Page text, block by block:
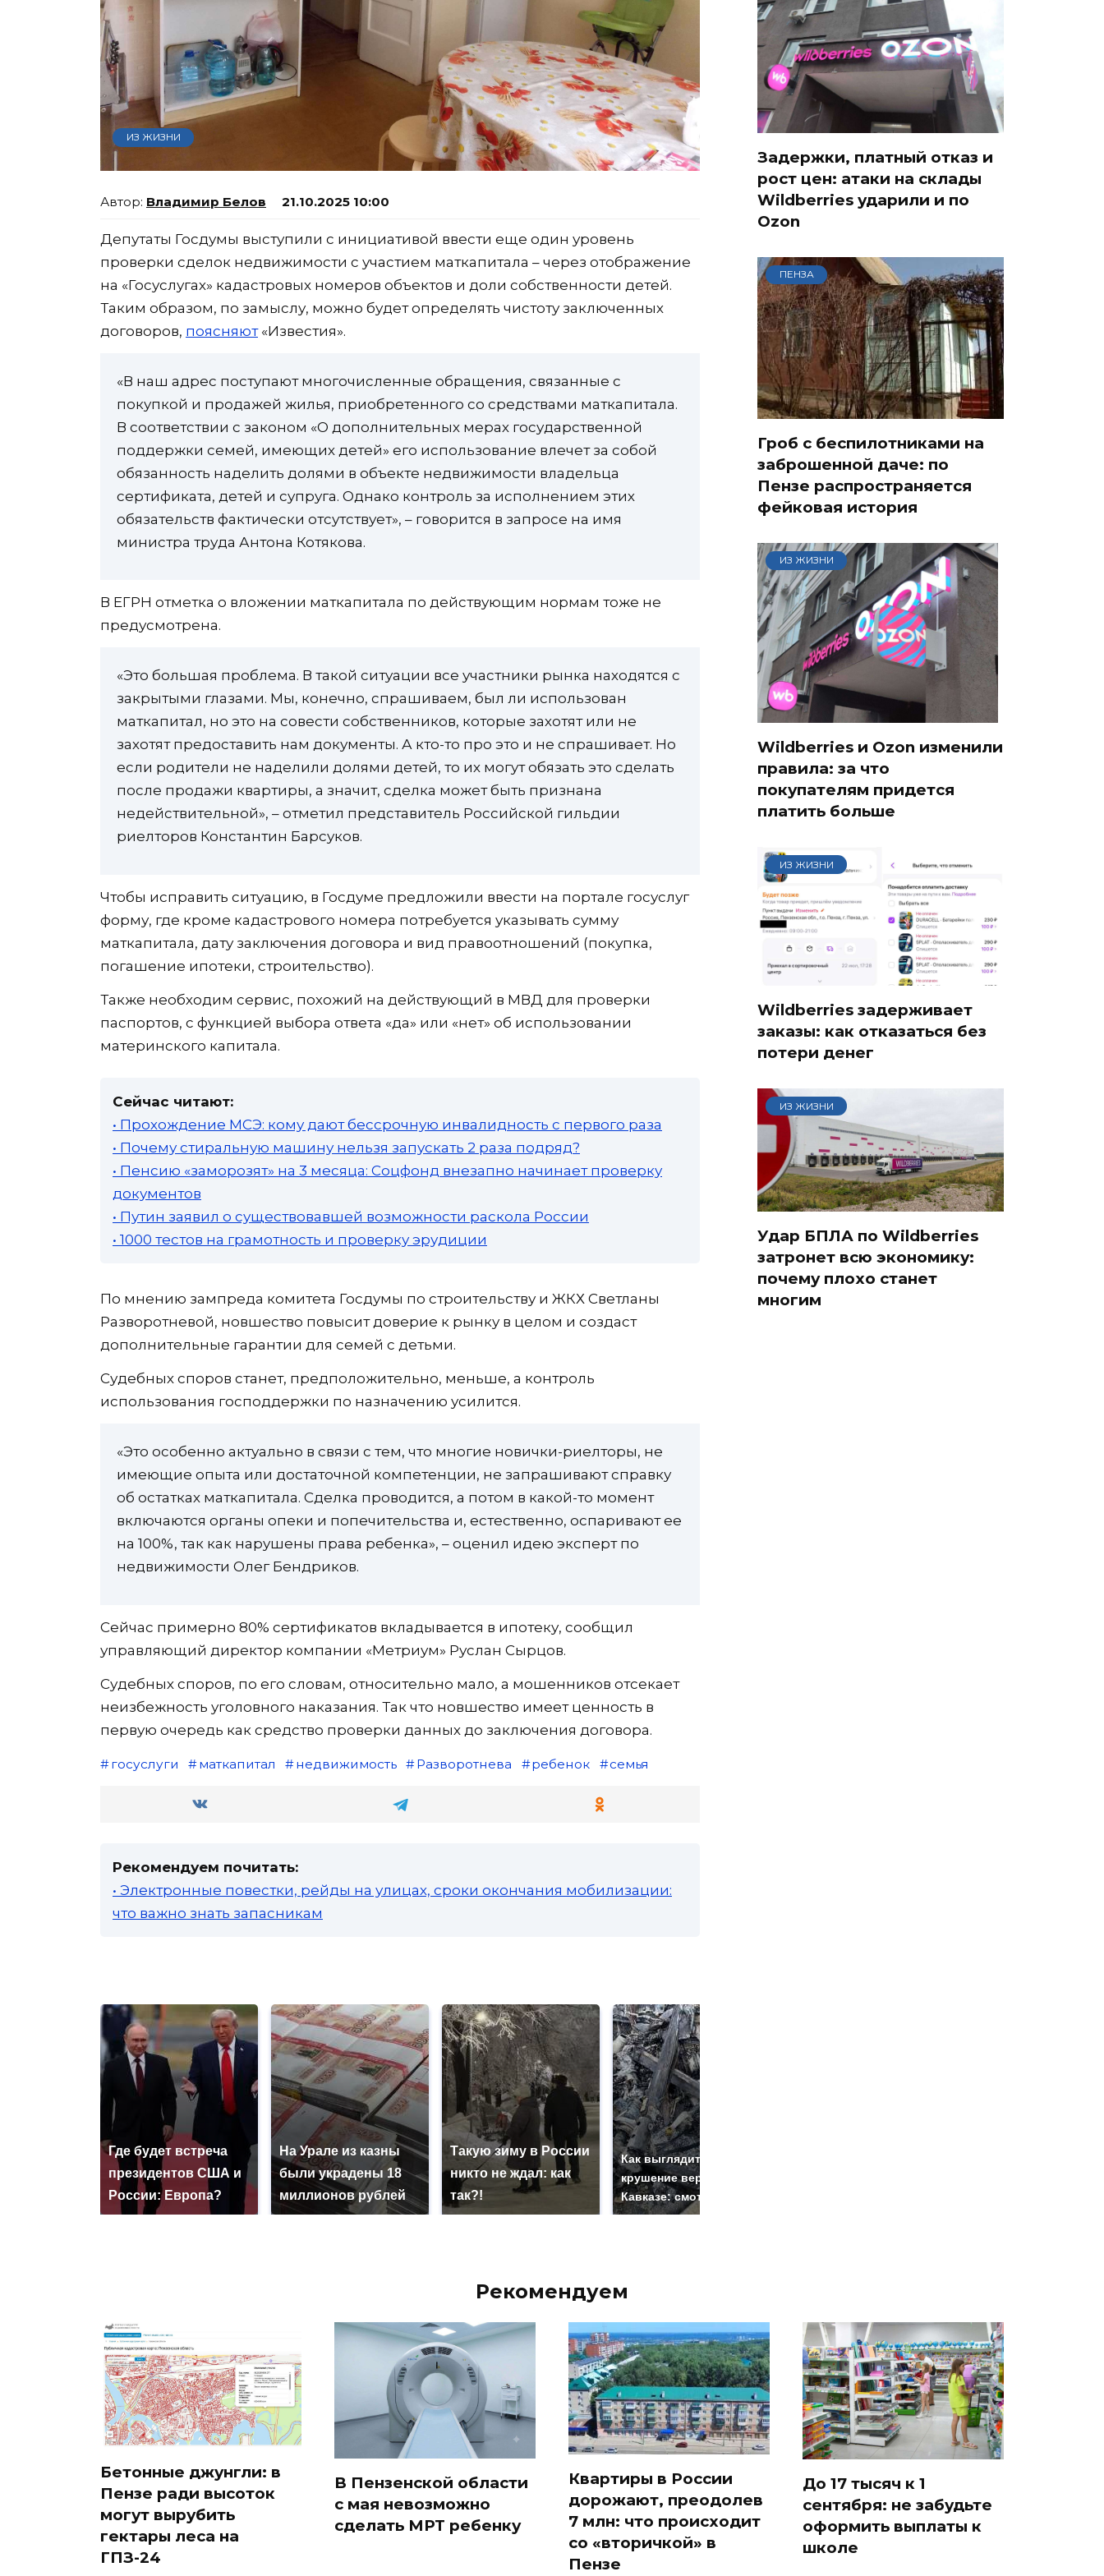
ИЗ ЖИЗНИ
Владимир Белов 21.10.2025 10:00
Депутаты Госдумы выступили с инициативой ввести еще один уровень
проверки сделок недвижимости с участием маткапитала – через отображение
на «Госуслугах» кадастровых номеров объектов и доли собственности детей.
Таким образом, по замыслу, можно будет определять чистоту заключенных
договоров, поясняют«Известия».
«В наш адрес поступают многочисленные обращения, связанные с
покупкой и продажей жилья, приобретенного со средствами маткапитала.
В соответствии с законом «О дополнительных мерах государственной
поддержки семей, имеющих детей» его использование влечет за собой
обязанность наделить долями в объекте недвижимости владельца
сертификата, детей и супруга. Однако контроль за исполнением этих
обязательств фактически отсутствует», – говорится в запросе на имя
министра труда Антона Котякова.
В ЕГРН отметка о вложении маткапитала по действующим нормам тоже не
предусмотрена.
«Это большая проблема. В такой ситуации все участники рынка находятся с
закрытыми глазами. Мы, конечно, спрашиваем, был ли использован
маткапитал, но это на совести собственников, которые захотят или не
захотят предоставить нам документы. А кто-то про это и не спрашивает. Но
если родители не наделили долями детей, то их могут обязать это сделать
после продажи квартиры, а значит, сделка может быть признана
недействительной», – отметил представитель Российской гильдии
риелторов Константин Барсуков.
Чтобы исправить ситуацию, в Госдуме предложили ввести на портале госуслуг
форму, где кроме кадастрового номера потребуется указывать сумму
маткапитала, дату заключения договора и вид правоотношений (покупка,
погашение ипотеки, строительство).
Также необходим сервис, похожий на действующий в МВД для проверки
паспортов, с функцией выбора ответа «да» или «нет» об использовании
материнского капитала.
Сейчас читают:
• Прохождение МСЭ: кому дают бессрочную инвалидность с первого раза
• Почему стиральную машину нельзя запускать 2 раза подряд?
• Пенсию «заморозят» на 3 месяца: Соцфонд внезапно начинает проверку
документов
• Путин заявил о существовавшей возможности раскола России
• 1000 тестов на грамотность и проверку эрудиции
По мнению зампреда комитета Госдумы по строительству и ЖКХ Светланы
Разворотневой, новшество повысит доверие к рынку в целом и создаст
дополнительные гарантии для семей с детьми.
Судебных споров станет, предположительно, меньше, а контроль
использования господдержки по назначению усилится.
«Это особенно актуально в связи с тем, что многие новички-риелторы, не
имеющие опыта или достаточной компетенции, не запрашивают справку
об остатках маткапитала. Сделка проводится, а потом в какой-то момент
включаются органы опеки и попечительства и, естественно, оспаривают ее
на 100%, так как нарушены права ребенка», – оценил идею эксперт по
недвижимости Олег Бендриков.
Сейчас примерно 80% сертификатов вкладывается в ипотеку, сообщил
управляющий директор компании «Метриум» Руслан Сырцов.
Судебных споров, по его словам, относительно мало, а мошенников отсекает
неизбежность уголовного наказания. Так что новшество имеет ценность в
первую очередь как средство проверки данных до заключения договора.
госуслуги маткапитал недвижимость Разворотнева ребенок семья
Рекомендуем почитать:
• Электронные повестки, рейды на улицах, сроки окончания мобилизации:
что важно знать запасникам
Где будет встреча
президентов США и
России: Европа?
На Урале из казны
были украдены 18
миллионов рублей
Такую зиму в России
никто не ждал: как
так?!
Как выглядит место
крушение вертолета на
Кавказе: смотреть
Задержки, платный отказ и
рост цен: атаки на склады
Wildberries ударили и по
Ozon
ПЕНЗА
Гроб с беспилотниками на
заброшенной даче: по
Пензе распространяется
фейковая история
ИЗ ЖИЗНИ
Wildberries и Ozon изменили
правила: за что
покупателям придется
платить больше
ИЗ ЖИЗНИ
Wildberries задерживает
заказы: как отказаться без
потери денег
ИЗ ЖИЗНИ
Удар БПЛА по Wildberries
затронет всю экономику:
почему плохо станет
многим
Рекомендуем
Бетонные джунгли: в
Пензе ради высоток
могут вырубить
гектары леса на
ГПЗ-24
В Пензенской области
с мая невозможно
сделать МРТ ребенку
Квартиры в России
дорожают, преодолев
7 млн: что происходит
со «вторичкой» в
Пензе
До 17 тысяч к 1
сентября: не забудьте
оформить выплаты к
школе